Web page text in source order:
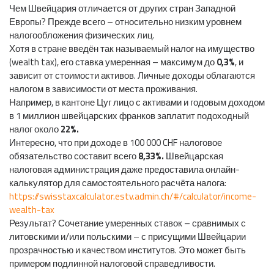
Чем Швейцария отличается от других стран Западной
Европы? Прежде всего – относительно низким уровнем
налогообложения физических лиц.
Хотя в стране введён так называемый налог на имущество
(wealth tax), его ставка умеренная – максимум до0,3%, и
зависит от стоимости активов. Личные доходы облагаются
налогом в зависимости от места проживания.
Например, в кантоне Цуг лицо с активами и годовым доходом
в 1 миллион швейцарских франков заплатит подоходный
налог около22%.
Интересно, что при доходе в 100 000 CHF налоговое
обязательство составит всего8,33%. Швейцарская
налоговая администрация даже предоставила онлайн-
калькулятор для самостоятельного расчёта налога:
https://swisstaxcalculator.estv.admin.ch/#/calculator/income-
wealth-tax
Результат? Сочетание умеренных ставок – сравнимых с
литовскими и/или польскими – с присущими Швейцарии
прозрачностью и качеством институтов. Это может быть
примером подлинной налоговой справедливости.